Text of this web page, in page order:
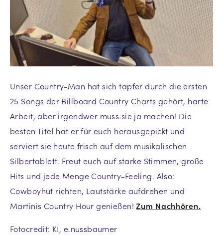
Unser Country-Man hat sich tapfer durch die ersten
25 Songs der Billboard Country Charts gehört, harte
Arbeit, aber irgendwer muss sie ja machen! Die
besten Titel hat er für euch herausgepickt und
serviert sie heute frisch auf dem musikalischen
Silbertablett. Freut euch auf starke Stimmen, große
Hits und jede Menge Country-Feeling. Also:
Cowboyhut richten, Lautstärke aufdrehen und
Martinis Country Hour genießen!Zum Nachhören.
Fotocredit: KI, e.nussbaumer